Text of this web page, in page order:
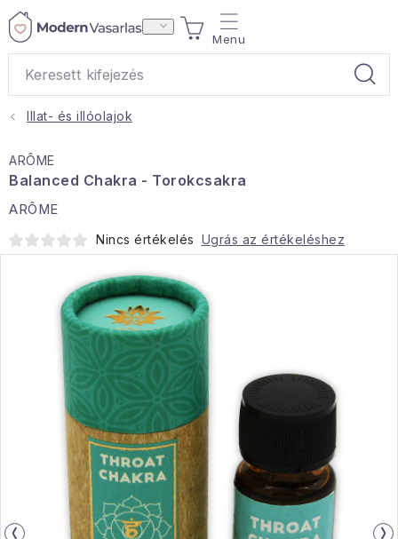
Ugrás
KOSÁR
Otthoni illatok
Háztartás
Hobbi és kert
Gyűjtemény
Egészség és szépség
Sport és szabadban
Illat- és illóolajok
ARÔME
Balanced Chakra - Torokcsakra
ARÔME
Nincs értékelés Ugrás az értékeléshez